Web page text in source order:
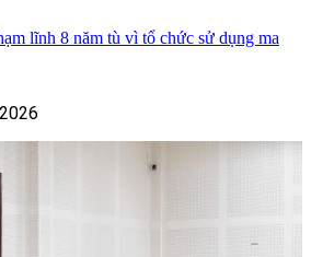
lĩnh 8 năm tù vì tổ chức sử dụng ma